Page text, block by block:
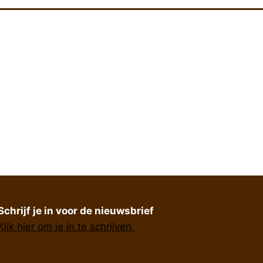
je in voor de nieuwsbrief
hier om je in te schrijven.